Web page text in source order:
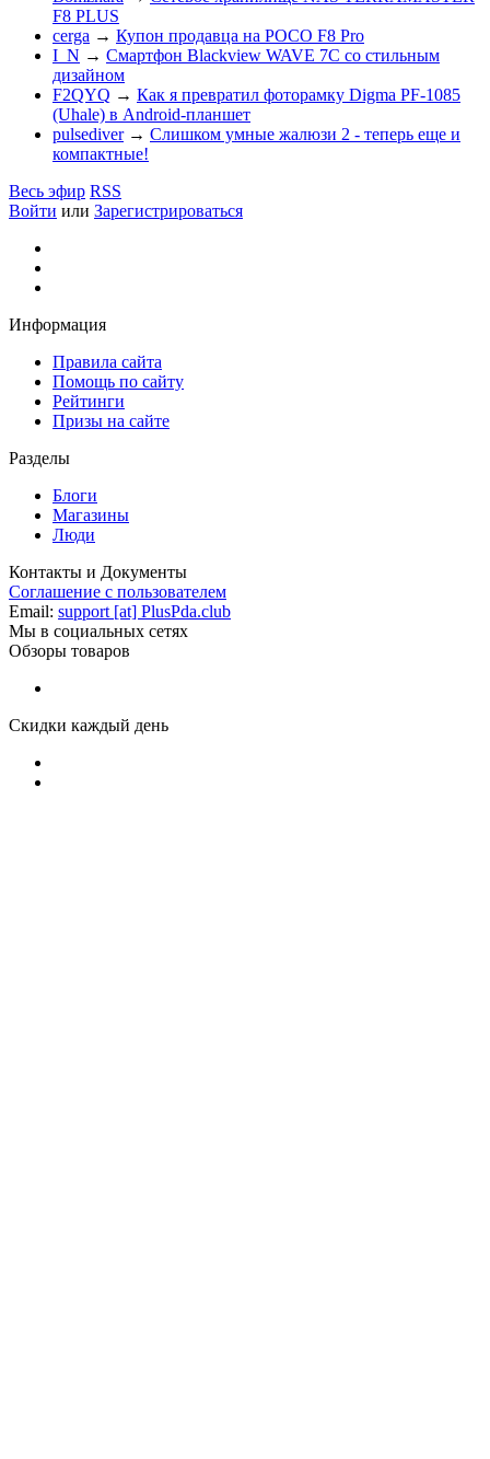
F8 PLUS
cerga → Купон продавца на POCO F8 Pro
I_N → Смартфон Blackview WAVE 7C со стильным
дизайном
F2QYQ → Как я превратил фоторамку Digma PF-1085
(Uhale) в Android-планшет
pulsediver → Слишком умные жалюзи 2 - теперь еще и
компактные!
Весь эфир RSS
Войти или Зарегистрироваться
Информация
Правила сайта
Помощь по сайту
Рейтинги
Призы на сайте
Разделы
Блоги
Магазины
Люди
Контакты и Документы
Соглашение с пользователем
Email: support [at] PlusPda.club
Мы в социальных сетях
Обзоры товаров
Скидки каждый день